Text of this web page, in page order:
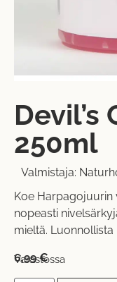
Devil’s
250ml
Valmistaja:
Koe Harpagojuurin
nopeasti
mieltä.
6,99€
Varastossa